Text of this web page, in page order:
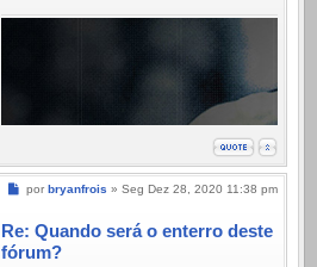
Mensagem
por bryanfrois » Seg Dez 28, 2020 11:38 pm
Re: Quando será o enterro deste
fórum?